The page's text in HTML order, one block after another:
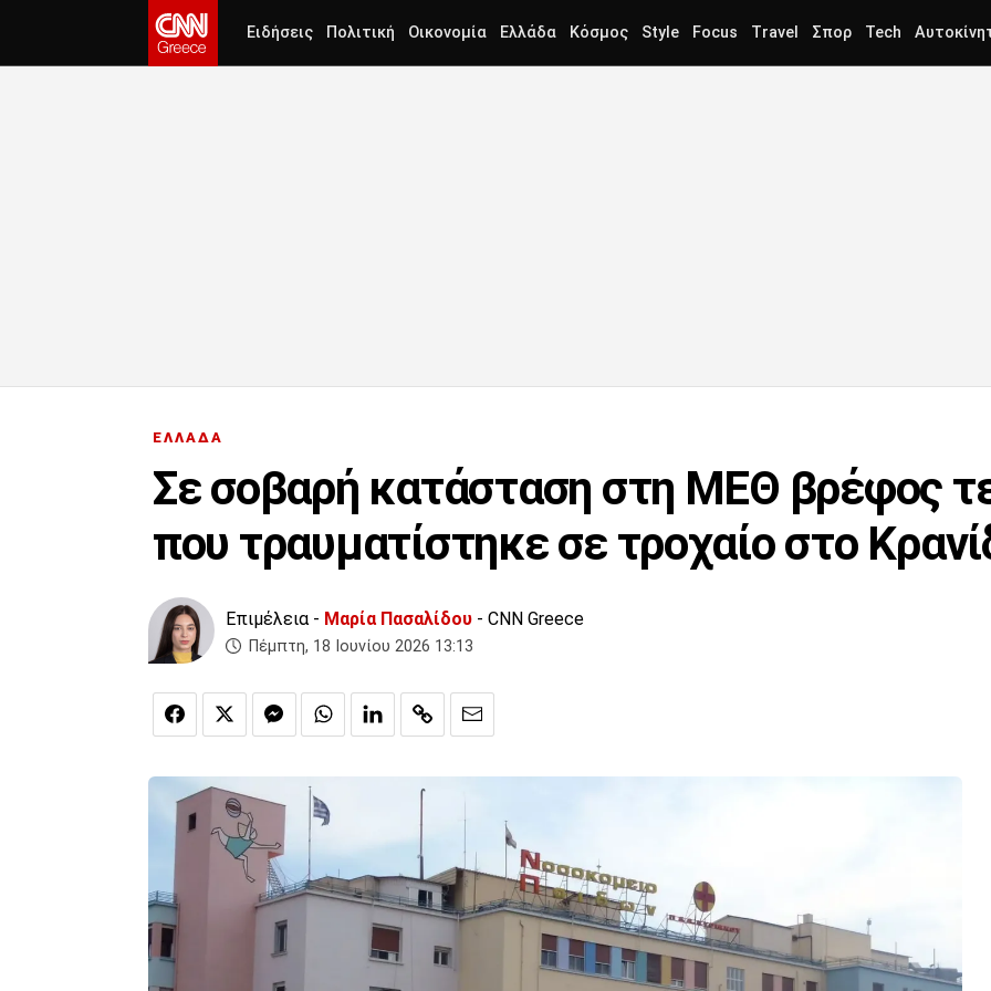
Ειδήσεις Πολιτική Οικονομία Ελλάδα Κόσμος Style Focus Travel Σπορ Tech
ΕΛΛΑΔΑ
Σε σοβαρή κατάσταση στη ΜΕΘ βρέφος
που τραυματίστηκε σε τροχαίο στο
Επιμέλεια - Μαρία Πασαλίδου - CNN Greece
Πέμπτη, 18 Ιουνίου 2026 13:13